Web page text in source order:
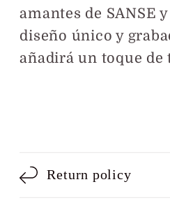
amantes de SANSE
diseño único y
añadirá un toque
Return policy